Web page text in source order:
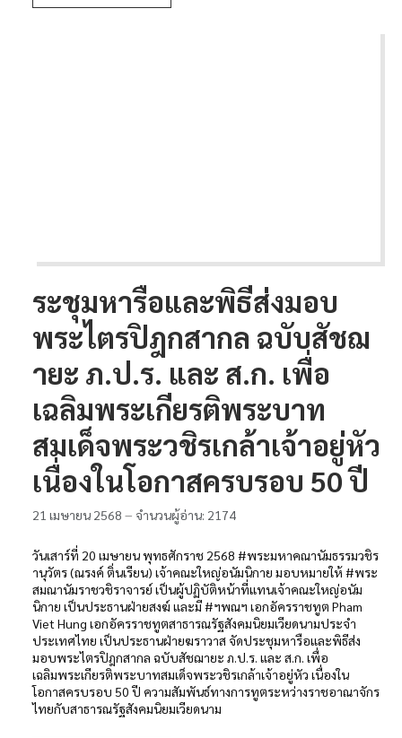
ระชุมหารือและพิธีส่งมอบ
พระไตรปิฎกสากล ฉบับสัชฌ
ายะ ภ.ป.ร. และ ส.ก. เพื่อ
เฉลิมพระเกียรติพระบาท
สมเด็จพระวชิรเกล้าเจ้าอยู่หัว
เนื่องในโอกาสครบรอบ 50 ปี
21 เมษายน 2568 จำนวนผู้อ่าน: 2174
วันเสาร์ที่ 20 เมษายน พุทธศักราช 2568 #พระมหาคณานัมธรรมวชิร
านุวัตร (ณรงค์ ติ่นเรียน) เจ้าคณะใหญ่อนัมนิกาย มอบหมายให้ #พระ
สมณานัมราชวชิราจารย์ เป็นผู้ปฏิบัติหน้าที่แทนเจ้าคณะใหญ่อนัม
นิกาย เป็นประธานฝ่ายสงฆ์ และมี #ฯพณฯ เอกอัครราชทูต Pham
Viet Hung เอกอัครราชทูตสาธารณรัฐสังคมนิยมเวียดนามประจำ
ประเทศไทย เป็นประธานฝ่ายฆราวาส จัดประชุมหารือและพิธีส่ง
มอบพระไตรปิฎกสากล ฉบับสัชฌายะ ภ.ป.ร. และ ส.ก. เพื่อ
เฉลิมพระเกียรติพระบาทสมเด็จพระวชิรเกล้าเจ้าอยู่หัว เนื่องใน
โอกาสครบรอบ 50 ปี ความสัมพันธ์ทางการทูตระหว่างราชอาณาจักร
ไทยกับสาธารณรัฐสังคมนิยมเวียดนาม